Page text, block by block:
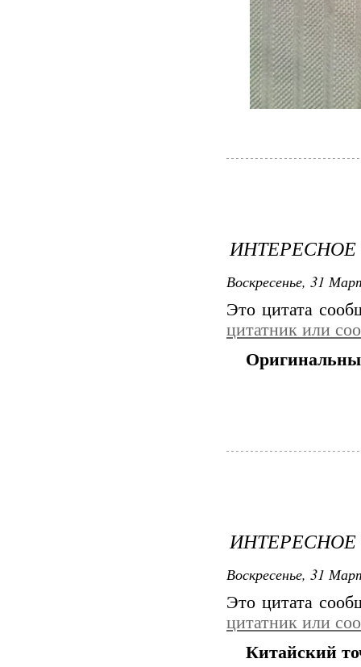
ИНТЕРЕСНОЕ
Воскресенье, 31
Это цитата
цитатник или
ИНТЕРЕСНОЕ
Воскресенье, 31
Это цитата
цитатник или
Китайский